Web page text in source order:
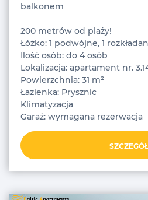
balkonem
200 metrów od plaży!
Łóżko: 1 podwójne, 1
Ilość osób: do 4 osób
Lokalizacja: apartament nr.
Powierzchnia: 31 m²
Łazienka: Prysznic
Klimatyzacja
Garaż: wymagana rezerwacja